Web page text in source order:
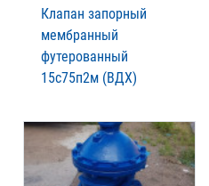
Клапан запорный
мембранный
футерованный
15с75п2м (ВДХ)